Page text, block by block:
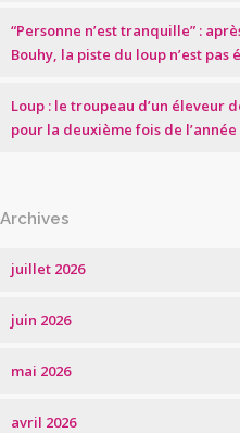
“Personne n’est tranquille” :
Bouhy, la piste du loup n’est
Loup : le troupeau d’un éleveur
pour la deuxième fois de
Archives
juillet 2026
juin 2026
mai 2026
avril 2026